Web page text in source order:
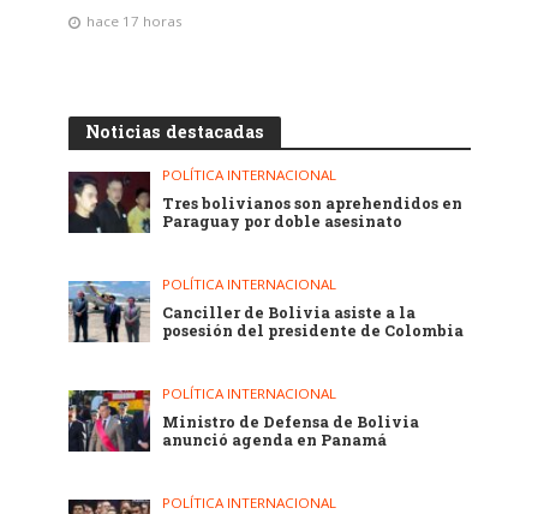
hace 17 horas
Noticias destacadas
POLÍTICA INTERNACIONAL
Tres bolivianos son aprehendidos en
Paraguay por doble asesinato
POLÍTICA INTERNACIONAL
Canciller de Bolivia asiste a la
posesión del presidente de Colombia
POLÍTICA INTERNACIONAL
Ministro de Defensa de Bolivia
anunció agenda en Panamá
POLÍTICA INTERNACIONAL